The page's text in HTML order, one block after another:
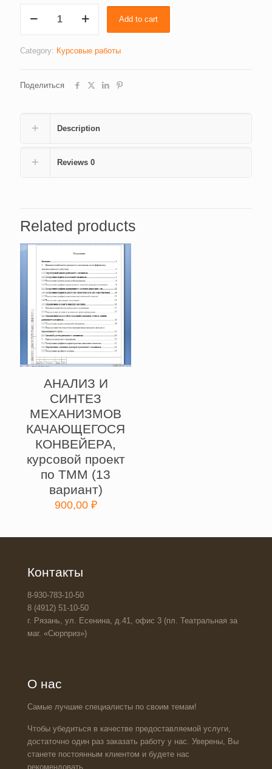
(1808)
Add to cart
Category: Курсовые работы
Поделиться
Description
Reviews 0
Related products
АНАЛИЗ И
СИНТЕЗ
МЕХАНИЗМОВ
КАЧАЮЩЕГОСЯ
КОНВЕЙЕРА,
курсовой проект
по ТММ (13
вариант)
900,00 ₽
Контакты
8-930-783-10-50
8 (4912) 51-10-50
г. Рязань, ул. Есенина, д.41, офис 3 (пл. Театральная за
маг. «Сюрприз»)
О нас
Самые лучшие специалисты по своим темам!
Чтобы убедиться в качестве предоставляемой услуги,
достаточно один раз заказать работу у нас. Уверены, Вы
станете постоянным клиентом и будете нас
рекомендовать.